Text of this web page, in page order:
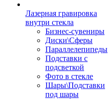
Лазерная гравировка
внутри стекла
Бизнес-сувениры
Диски\Сферы
Параллелепипеды
Подставки с
подсветкой
Фото в стекле
Шары\Подставки
под шары